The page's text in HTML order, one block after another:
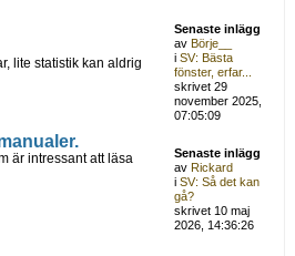
lite statistik kan aldrig
Senaste inlägg
avBörje__
iSV: Bästa
fönster, erfar...
skrivet 29
november 2025,
07:05:09
är intressant att läsa
Senaste inlägg
avRickard
iSV: Så det kan
gå?
skrivet 10 maj
2026, 14:36:26